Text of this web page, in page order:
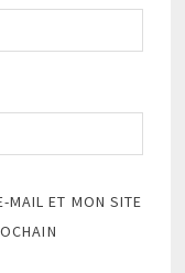
MAIL ET MON SITE